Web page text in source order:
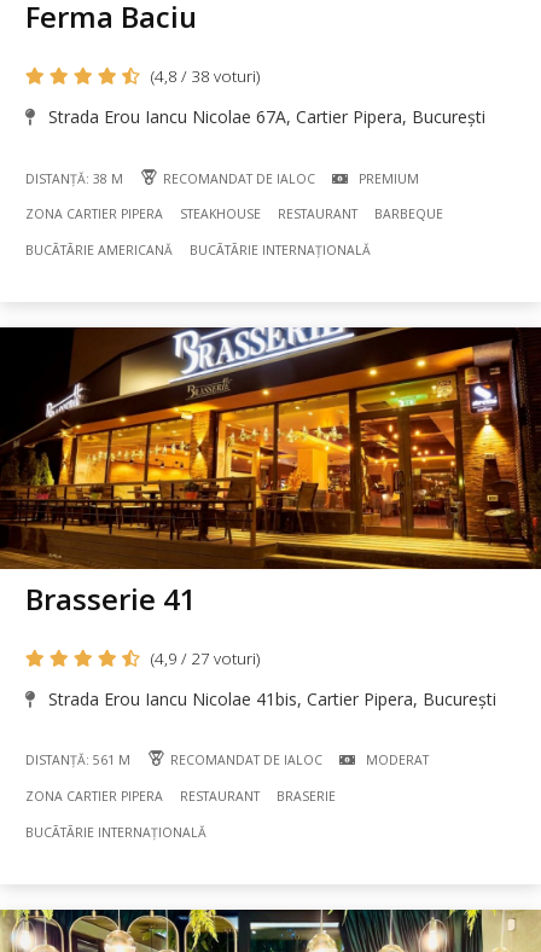
Ferma Baciu
(4,8 / 38 voturi)
Strada Erou Iancu Nicolae 67A, Cartier Pipera, București
DISTANȚĂ: 38 M RECOMANDAT DE IALOC PREMIUM
ZONA CARTIER PIPERA STEAKHOUSE RESTAURANT BARBEQUE
BUCÃTÃRIE AMERICANĂ BUCÃTÃRIE INTERNAȚIONALĂ
Brasserie 41
(4,9 / 27 voturi)
Strada Erou Iancu Nicolae 41bis, Cartier Pipera, București
DISTANȚĂ: 561 M RECOMANDAT DE IALOC MODERAT
ZONA CARTIER PIPERA RESTAURANT BRASERIE
BUCÃTÃRIE INTERNAȚIONALĂ